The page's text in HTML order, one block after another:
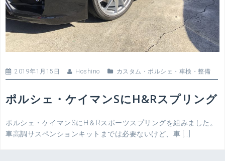
2019年1月15日 Hoshino カスタム ・ ポルシェ ・ 車検・整備
ポルシェ・ケイマンSにH&Rスプリング
ポルシェ・ケイマンSにH＆Rスポーツスプリングを組みました。
車高調サスペンションキットまでは必要ないけど、車 […]